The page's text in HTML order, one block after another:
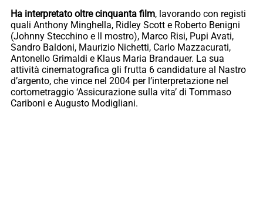
Ha interpretato oltre cinquanta film, lavorando con registi
quali Anthony Minghella, Ridley Scott e Roberto Benigni
(Johnny Stecchino e Il mostro), Marco Risi, Pupi Avati,
Sandro Baldoni, Maurizio Nichetti, Carlo Mazzacurati,
Antonello Grimaldi e Klaus Maria Brandauer. La sua
attività cinematografica gli frutta 6 candidature al Nastro
d’argento, che vince nel 2004 per l’interpretazione nel
cortometraggio ‘Assicurazione sulla vita’ di Tommaso
Cariboni e Augusto Modigliani.